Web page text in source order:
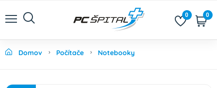
0 0
Domov Počítače Notebooky